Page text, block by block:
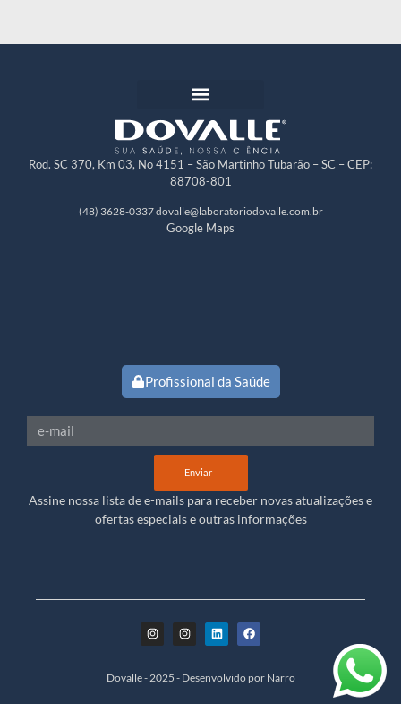
Rod. SC 370, Km 03, No 4151 – São Martinho Tubarão – SC – CEP:
88708-801
(48) 3628-0337dovalle@laboratoriodovalle.com.br
Google Maps
Profissional da Saúde
Enviar
Assine nossa lista de e-mails para receber novas atualizações e
ofertas especiais e outras informações
Dovalle - 2025 - Desenvolvido por Narro